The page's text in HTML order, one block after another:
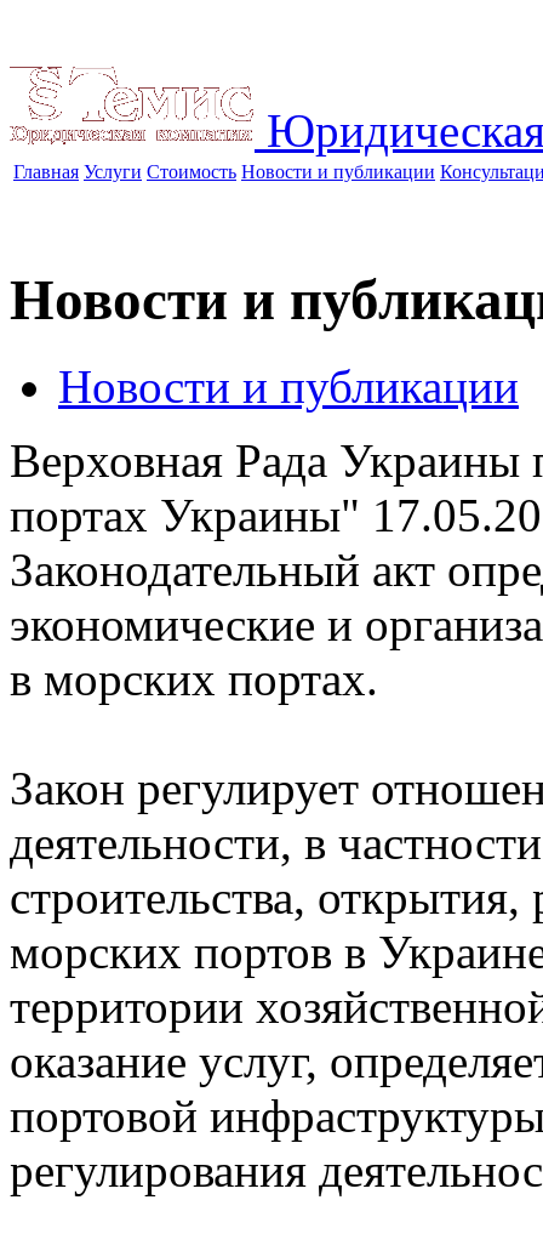
Главная Услуги Стоимость Новости и публикации
Новости и
Новости и публикации
Верховная Рада
портах Украины"
Законодательный акт
экономические и
в морских портах.
Закон регулирует
деятельности, в
строительства,
морских портов в
территории
оказание услуг,
портовой
регулирования